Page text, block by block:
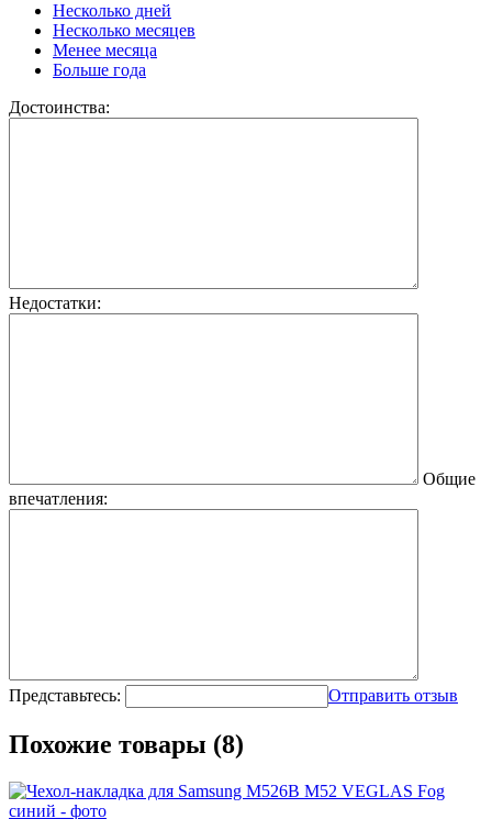
Несколько дней
Несколько месяцев
Менее месяца
Больше года
Достоинства:
Недостатки:
Общие
впечатления:
Представьтесь: Отправить отзыв
Похожие товары (8)